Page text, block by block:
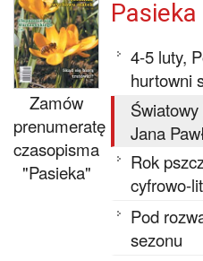
Zamów
prenumeratę
czasopisma
"Pasieka"
4-5 luty,
hurtowni
Jana
Rok
cyfrowo-
Pod
sezonu